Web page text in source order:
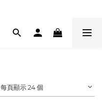
每頁顯示 24 個